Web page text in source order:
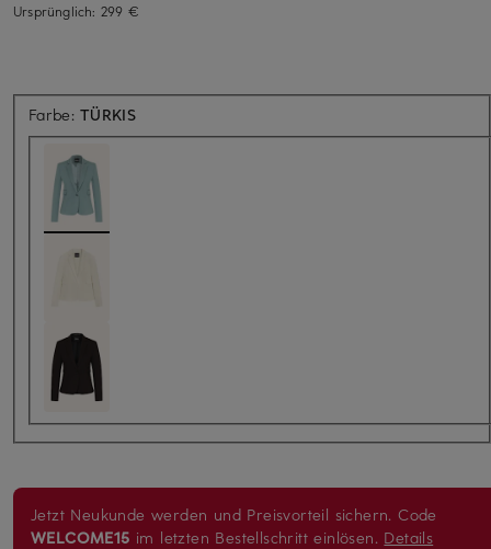
Ursprünglich: 299 €
Farbe:TÜRKIS
Jetzt Neukunde werden und Preisvorteil sichern. Code
WELCOME15 im letzten Bestellschritt einlösen. Details